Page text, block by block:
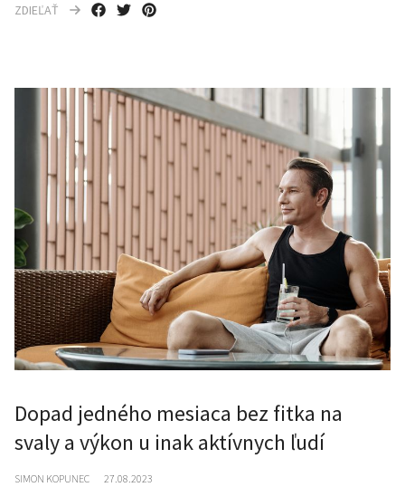
ZDIEĽAŤ
Dopad jedného mesiaca bez fitka na
svaly a výkon u inak aktívnych ľudí
SIMON KOPUNEC 27.08.2023